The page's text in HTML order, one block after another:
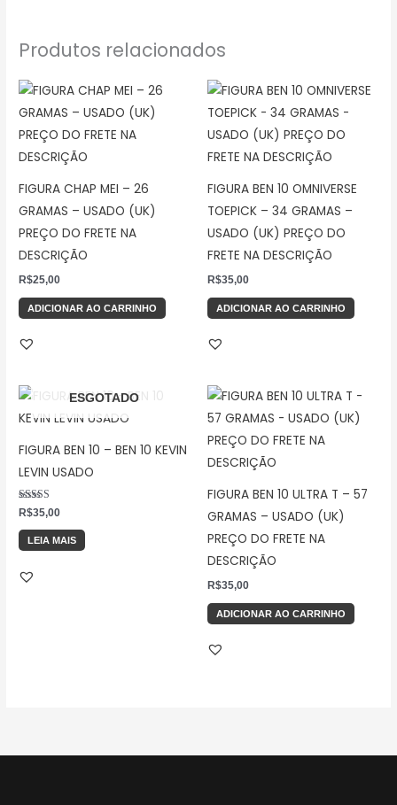
Produtos relacionados
FIGURA CHAP MEI – 26
GRAMAS – USADO (UK)
PREÇO DO FRETE NA
DESCRIÇÃO
R$25,00
ADICIONAR AO CARRINHO
FIGURA BEN 10 OMNIVERSE
TOEPICK – 34 GRAMAS –
USADO (UK) PREÇO DO
FRETE NA DESCRIÇÃO
R$35,00
ADICIONAR AO CARRINHO
ESGOTADO
FIGURA BEN 10 – BEN 10 KEVIN
LEVIN USADO
Avaliação
5.00
de 5
R$35,00
LEIA MAIS
FIGURA BEN 10 ULTRA T – 57
GRAMAS – USADO (UK)
PREÇO DO FRETE NA
DESCRIÇÃO
R$35,00
ADICIONAR AO CARRINHO